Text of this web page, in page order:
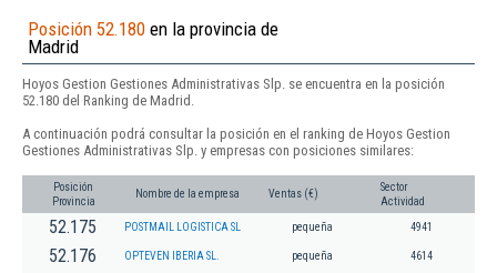
Posición 52.180 en la provincia de
Madrid
Hoyos Gestion Gestiones Administrativas Slp. se encuentra en la posición
52.180 del Ranking de Madrid.
A continuación podrá consultar la posición en el ranking de Hoyos Gestion
Gestiones Administrativas Slp. y empresas con posiciones similares:
Posición
Provincia
Nombre de la empresa Ventas (€)
Sector
Actividad
52.175 POSTMAIL LOGISTICA SL pequeña 4941
52.176 OPTEVEN IBERIA SL. pequeña 4614